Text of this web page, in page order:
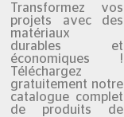
Transformez vos
projets avec des
matériaux
durables et
économiques !
Téléchargez
gratuitement notre
catalogue complet
de produits de